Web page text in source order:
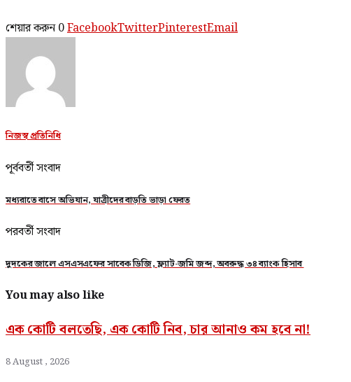
শেয়ার করুন 0FacebookTwitterPinterestEmail
নিজস্ব প্রতিনিধি
পূর্ববর্তী সংবাদ
মধ্যরাতে বাসে অভিযান, যাত্রীদের বাড়তি ভাড়া ফেরত
পরবর্তী সংবাদ
দুদকের জালে এসএসএফের সাবেক ডিজি, ফ্ল্যাট-জমি জব্দ, অবরুদ্ধ ৩৪ ব্যাংক হিসাব
You may also like
এক কোটি বলতেছি, এক কোটি নিব, চার আনাও কম হবে না!
8 August , 2026